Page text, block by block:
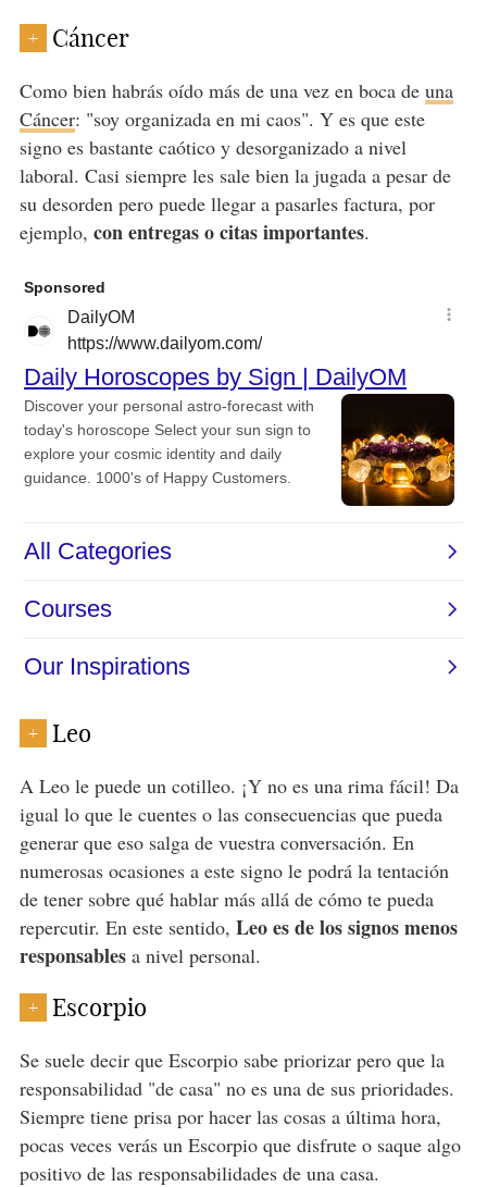
+ Cáncer
Como bien habrás oído más de una vez en boca de una
Cáncer: "soy organizada en mi caos". Y es que este
signo es bastante caótico y desorganizado a nivel
laboral. Casi siempre les sale bien la jugada a pesar de
su desorden pero puede llegar a pasarles factura, por
ejemplo, con entregas o citas importantes.
+ Leo
A Leo le puede un cotilleo. ¡Y no es una rima fácil! Da
igual lo que le cuentes o las consecuencias que pueda
generar que eso salga de vuestra conversación. En
numerosas ocasiones a este signo le podrá la tentación
de tener sobre qué hablar más allá de cómo te pueda
repercutir. En este sentido, Leo es de los signos menos
responsablesa nivel personal.
+ Escorpio
Se suele decir que Escorpio sabe priorizar pero que la
responsabilidad "de casa" no es una de sus prioridades.
Siempre tiene prisa por hacer las cosas a última hora,
pocas veces verás un Escorpio que disfrute o saque algo
positivo de las responsabilidades de una casa.